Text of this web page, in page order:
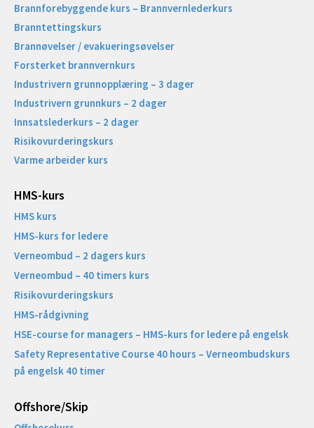
Brannforebyggende kurs – Brannvernlederkurs
Branntettingskurs
Brannøvelser / evakueringsøvelser
Forsterket brannvernkurs
Industrivern grunnopplæring – 3 dager
Industrivern grunnkurs – 2 dager
Innsatslederkurs – 2 dager
Risikovurderingskurs
Varme arbeider kurs
HMS-kurs
HMS kurs
HMS-kurs for ledere
Verneombud – 2 dagers kurs
Verneombud – 40 timers kurs
Risikovurderingskurs
HMS-rådgivning
HSE-course for managers – HMS-kurs for ledere på engelsk
Safety Representative Course 40 hours – Verneombudskurs
på engelsk 40 timer
Offshore/Skip​